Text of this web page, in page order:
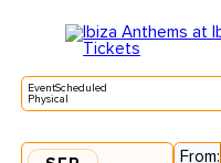
EventScheduled
Physical
From: